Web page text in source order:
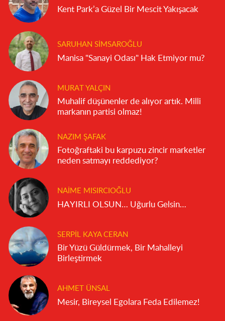
Kent Park’a Güzel Bir Mescit Yakışacak
SARUHAN SIMSAROĞLU
Manisa "Sanayi Odası" Hak Etmiyor mu?
MURAT YALÇIN
Muhalif düşünenler de alıyor artık. Milli
markanın partisi olmaz!
NAZIM ŞAFAK
Fotoğraftaki bu karpuzu zincir marketler
neden satmayı reddediyor?
NAIME MISIRCIOĞLU
HAYIRLI OLSUN… Uğurlu Gelsin…
SERPIL KAYA CERAN
Bir Yüzü Güldürmek, Bir Mahalleyi
Birleştirmek
AHMET ÜNSAL
Mesir, Bireysel Egolara Feda Edilemez!